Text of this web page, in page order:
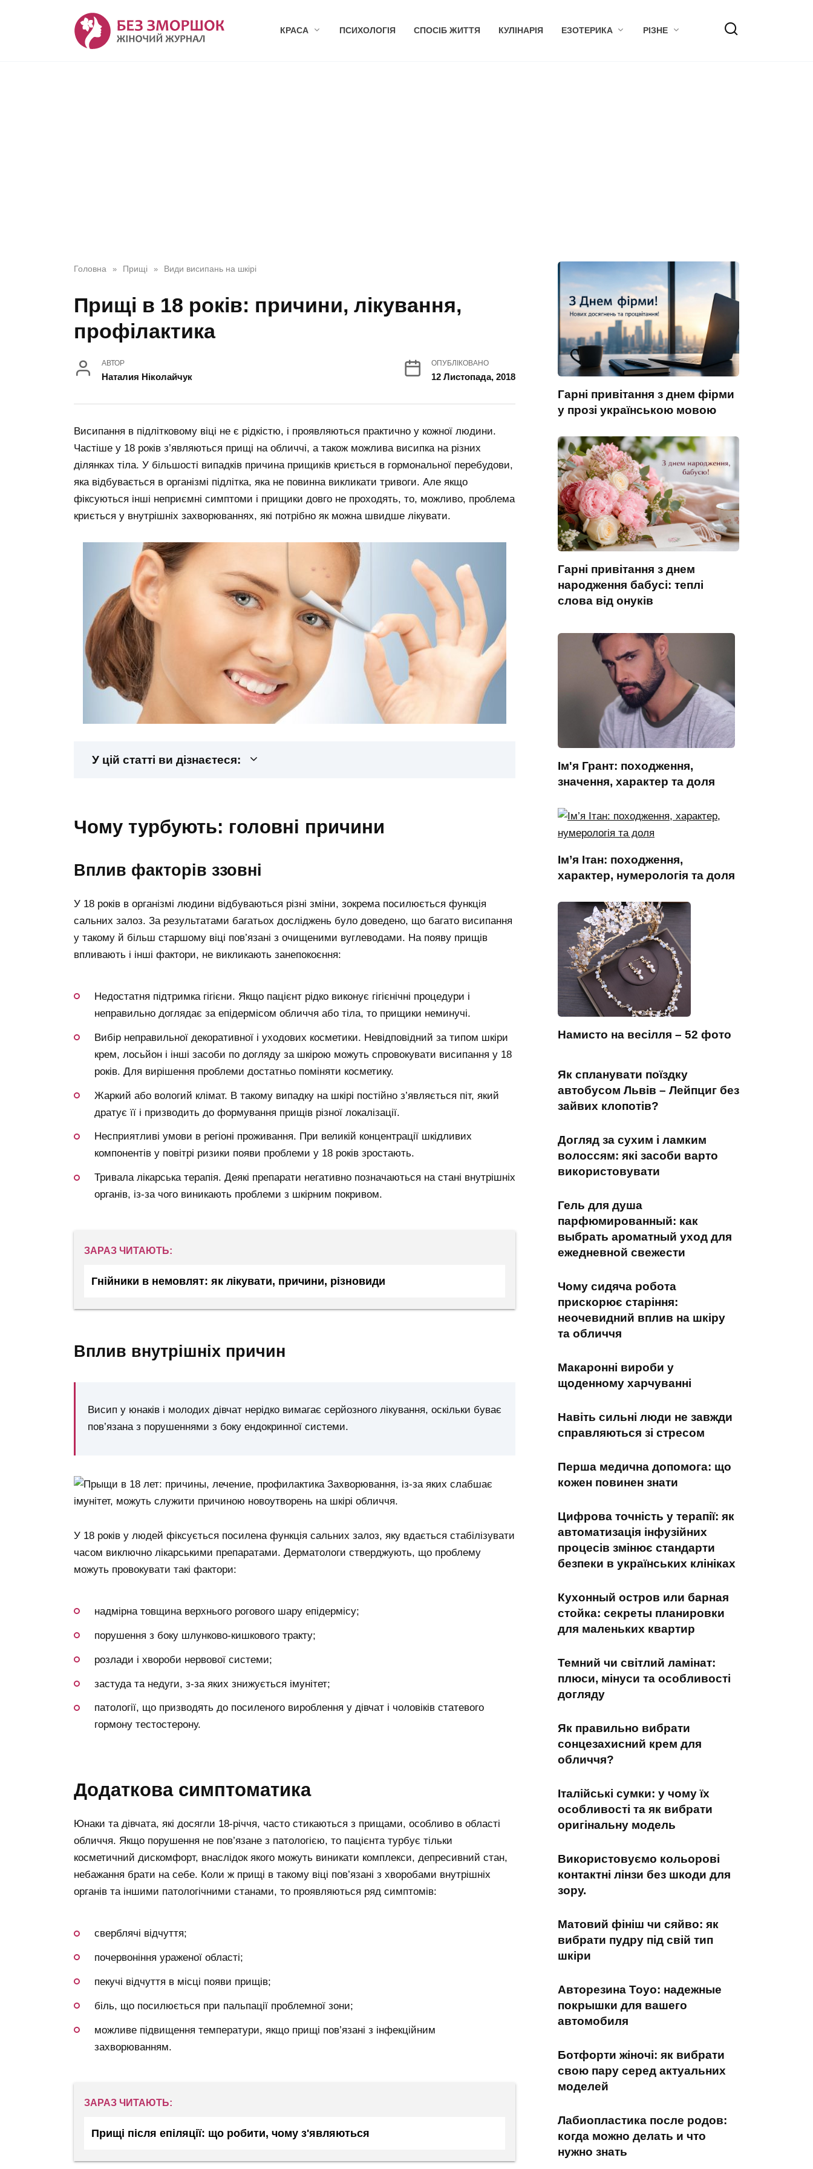
КРАСА ПСИХОЛОГІЯ СПОСІБ ЖИТТЯ КУЛІНАРІЯ ЕЗОТЕРИКА РІЗНЕ
Головна » Прищі » Види висипань на шкірі
Прищі в 18 років: причини, лікування,
профілактика
АВТОР
Наталия Ніколайчук
ОПУБЛІКОВАНО
12 Листопада, 2018
Висипання в підлітковому віці не є рідкістю, і проявляються практично у кожної людини.
Частіше у 18 років з’являються прищі на обличчі, а також можлива висипка на різних
ділянках тіла. У більшості випадків причина прищиків криється в гормональної перебудови,
яка відбувається в організмі підлітка, яка не повинна викликати тривоги. Але якщо
фіксуються інші неприємні симптоми і прищики довго не проходять, то, можливо, проблема
криється у внутрішніх захворюваннях, які потрібно як можна швидше лікувати.
У цій статті ви дізнаєтеся:
чому турбують: головні причини
вплив факторів ззовні
У 18 років в організмі людини відбуваються різні зміни, зокрема посилюється функція
сальних залоз. За результатами багатьох досліджень було доведено, що багато висипання
у такому й більш старшому віці пов’язані з очищеними вуглеводами. На появу прищів
впливають і інші фактори, не викликають занепокоєння:
Недостатня підтримка гігієни. Якщо пацієнт рідко виконує гігієнічні процедури і
неправильно доглядає за епідермісом обличчя або тіла, то прищики неминучі.
Вибір неправильної декоративної і уходових косметики. Невідповідний за типом шкіри
крем, лосьйон і інші засоби по догляду за шкірою можуть спровокувати висипання у 18
років. Для вирішення проблеми достатньо поміняти косметику.
Жаркий або вологий клімат. В такому випадку на шкірі постійно з’являється піт, який
дратує її і призводить до формування прищів різної локалізації.
Несприятливі умови в регіоні проживання. При великій концентрації шкідливих
компонентів у повітрі ризики появи проблеми у 18 років зростають.
Тривала лікарська терапія. Деякі препарати негативно позначаються на стані внутрішніх
органів, із-за чого виникають проблеми з шкірним покривом.
ЗАРАЗ ЧИТАЮТЬ:
Гнійники в немовлят: як лікувати, причини, різновиди
вплив внутрішніх причин
Висип у юнаків і молодих дівчат нерідко вимагає серйозного лікування, оскільки буває
пов’язана з порушеннями з боку ендокринної системи.
Захворювання, із-за яких слабшає
імунітет, можуть служити причиною новоутворень на шкірі обличчя.
У 18 років у людей фіксується посилена функція сальних залоз, яку вдається стабілізувати
часом виключно лікарськими препаратами. Дерматологи стверджують, що проблему
можуть провокувати такі фактори:
надмірна товщина верхнього рогового шару епідермісу;
порушення з боку шлунково-кишкового тракту;
розлади і хвороби нервової системи;
застуда та недуги, з-за яких знижується імунітет;
патології, що призводять до посиленого вироблення у дівчат і чоловіків статевого
гормону тестостерону.
додаткова симптоматика
Юнаки та дівчата, які досягли 18-річчя, часто стикаються з прищами, особливо в області
обличчя. Якщо порушення не пов’язане з патологією, то пацієнта турбує тільки
косметичний дискомфорт, внаслідок якого можуть виникати комплекси, депресивний стан,
небажання брати на себе. Коли ж прищі в такому віці пов’язані з хворобами внутрішніх
органів та іншими патологічними станами, то проявляються ряд симптомів:
сверблячі відчуття;
почервоніння ураженої області;
пекучі відчуття в місці появи прищів;
біль, що посилюється при пальпації проблемної зони;
можливе підвищення температури, якщо прищі пов’язані з інфекційним
захворюванням.
ЗАРАЗ ЧИТАЮТЬ:
Прищі після епіляції: що робити, чому з'являються
Гарні привітання з днем фірми
у прозі українською мовою
Гарні привітання з днем
народження бабусі: теплі
слова від онуків
Ім'я Грант: походження,
значення, характер та доля
Ім’я Ітан: походження,
характер, нумерологія та доля
Намисто на весілля – 52 фото
Як спланувати поїздку
автобусом Львів – Лейпциг без
зайвих клопотів?
Догляд за сухим і ламким
волоссям: які засоби варто
використовувати
Гель для душа
парфюмированный: как
выбрать ароматный уход для
ежедневной свежести
Чому сидяча робота
прискорює старіння:
неочевидний вплив на шкіру
та обличчя
Макаронні вироби у
щоденному харчуванні
Навіть сильні люди не завжди
справляються зі стресом
Перша медична допомога: що
кожен повинен знати
Цифрова точність у терапії: як
автоматизація інфузійних
процесів змінює стандарти
безпеки в українських клініках
Кухонный остров или барная
стойка: секреты планировки
для маленьких квартир
Темний чи світлий ламінат:
плюси, мінуси та особливості
догляду
Як правильно вибрати
сонцезахисний крем для
обличчя?
Італійські сумки: у чому їх
особливості та як вибрати
оригінальну модель
Використовуємо кольорові
контактні лінзи без шкоди для
зору.
Матовий фініш чи сяйво: як
вибрати пудру під свій тип
шкіри
Авторезина Toyo: надежные
покрышки для вашего
автомобиля
Ботфорти жіночі: як вибрати
свою пару серед актуальних
моделей
Лабиопластика после родов:
когда можно делать и что
нужно знать